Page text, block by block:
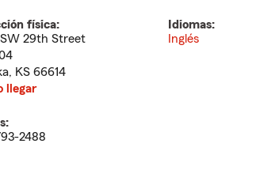
física:
29th Street
, KS 66614
llegar
Idiomas:
Inglés
2488